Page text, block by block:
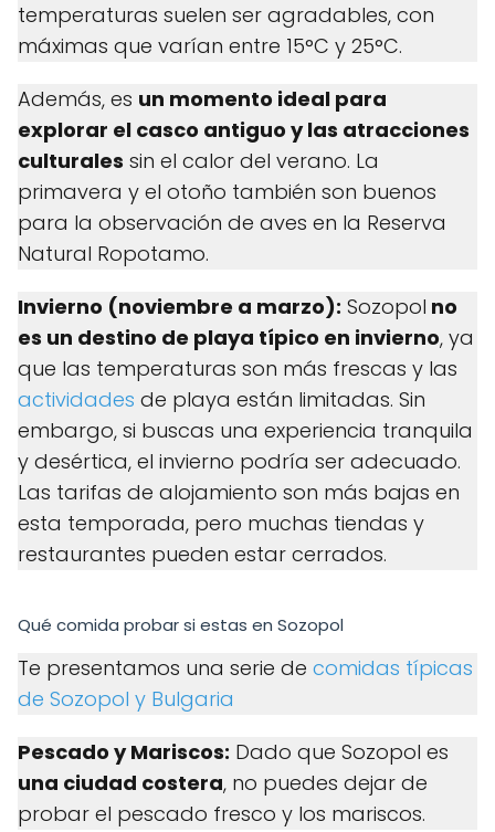
temperaturas suelen ser agradables, con
máximas que varían entre 15°C y 25°C.
Además, es un momento ideal para
explorar el casco antiguo y las atracciones
culturales sin el calor del verano. La
primavera y el otoño también son buenos
para la observación de aves en la Reserva
Natural Ropotamo.
Invierno (noviembre a marzo): Sozopol no
es un destino de playa típico en invierno, ya
que las temperaturas son más frescas y las
actividades de playa están limitadas. Sin
embargo, si buscas una experiencia tranquila
y desértica, el invierno podría ser adecuado.
Las tarifas de alojamiento son más bajas en
esta temporada, pero muchas tiendas y
restaurantes pueden estar cerrados.
Qué comida probar si estas en Sozopol
Te presentamos una serie de comidas típicas
de Sozopol y Bulgaria
Pescado y Mariscos: Dado que Sozopol es
una ciudad costera, no puedes dejar de
probar el pescado fresco y los mariscos.